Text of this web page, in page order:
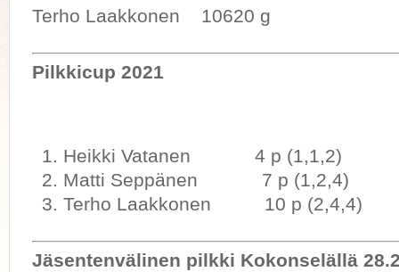
Terho Laakkonen 10620 g
Pilkkicup 2021
Heikki Vatanen 4 p (1,1,2)
Matti Seppänen 7 p (1,2,4)
Terho Laakkonen 10 p (2,4,4)
Jäsentenvälinen pilkki Kokonselällä